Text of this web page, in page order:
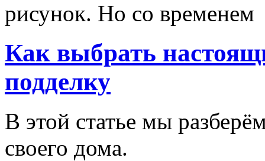
рисунок. Но со временем
Как выбрать
подделку
В этой статье мы
своего дома.